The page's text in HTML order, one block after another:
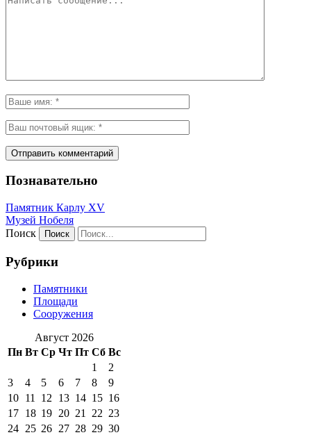
Познавательно
Памятник Карлу XV
Музей Нобеля
Поиск
Рубрики
Памятники
Площади
Сооружения
Август 2026
Пн Вт Ср Чт Пт Сб Вс
1
2
3
4 5 6 7 8
9
10 11 12 13 14 15 16
17 18 19 20 21 22 23
24 25 26 27 28 29 30